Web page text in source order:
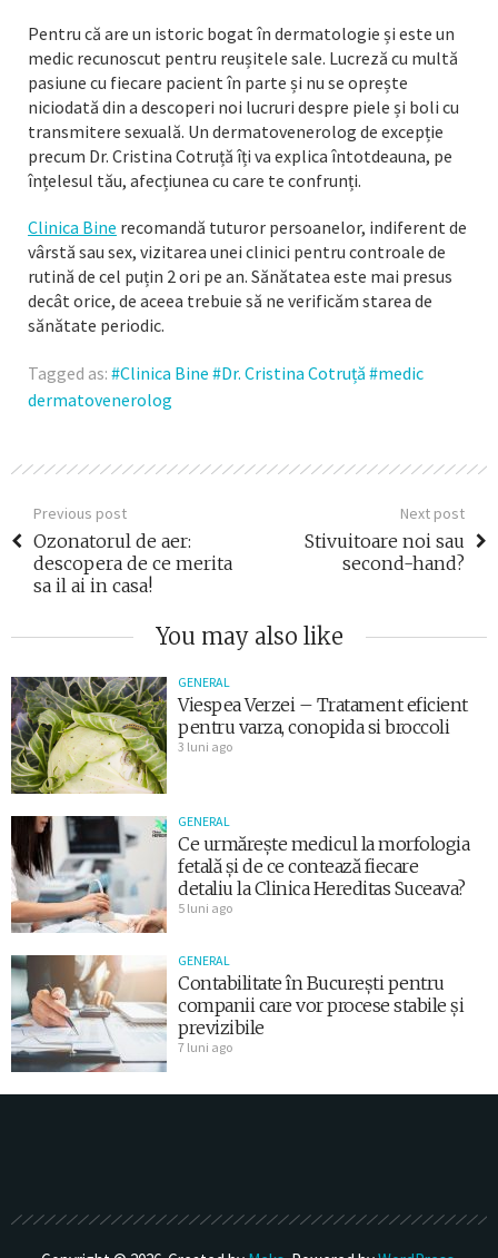
Pentru că are un istoric bogat în dermatologie și este un
medic recunoscut pentru reușitele sale. Lucreză cu multă
pasiune cu fiecare pacient în parte și nu se oprește
niciodată din a descoperi noi lucruri despre piele și boli cu
transmitere sexuală. Un dermatovenerolog de excepție
precum Dr. Cristina Cotruță îți va explica întotdeauna, pe
înțelesul tău, afecțiunea cu care te confrunți.
Clinica Bine recomandă tuturor persoanelor, indiferent de
vârstă sau sex, vizitarea unei clinici pentru controale de
rutină de cel puțin 2 ori pe an. Sănătatea este mai presus
decât orice, de aceea trebuie să ne verificăm starea de
sănătate periodic.
Tagged as: Clinica Bine Dr. Cristina Cotruță
medic
dermatovenerolog
Previous post
Ozonatorul de aer:
descopera de ce merita
sa il ai in casa!
Next post
Stivuitoare noi sau
second-hand?
You may also like
GENERAL
Viespea Verzei – Tratament eficient
pentru varza, conopida si broccoli
3 luni ago
GENERAL
Ce urmărește medicul la morfologia
fetală și de ce contează fiecare
detaliu la Clinica Hereditas Suceava?
5 luni ago
GENERAL
Contabilitate în București pentru
companii care vor procese stabile și
previzibile
7 luni ago